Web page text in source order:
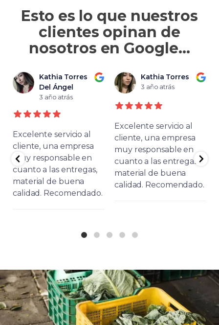
Esto es lo que nuestros
clientes opinan de
nosotros en Google…
Kathia Torres
Del Ángel
3 año atrás
Excelente servicio al
cliente, una empresa
muy responsable en
cuanto a las entregas,
material de buena
calidad. Recomendado.
Kathia Torres
3 año atrás
Excelente servicio al
cliente, una empresa
muy responsable en
cuanto a las entregas,
material de buena
calidad. Recomendado.